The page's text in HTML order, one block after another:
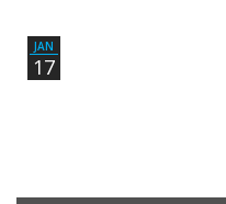
JAN
17